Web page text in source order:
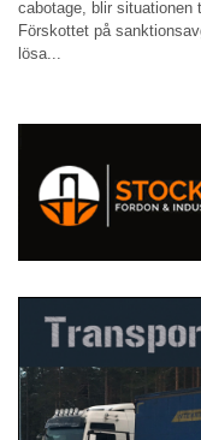
cabotage, blir situationen
Förskottet på
lösa...